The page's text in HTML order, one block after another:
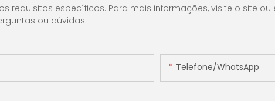
específicos. Para mais informações, visite o site
ou dúvidas.
Telefone/WhatsApp